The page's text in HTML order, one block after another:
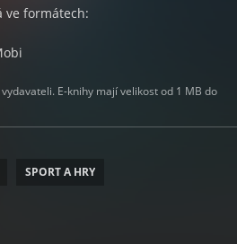
ve formátech:
E-knihy mají velikost od 1 MB do
SPORT A HRY